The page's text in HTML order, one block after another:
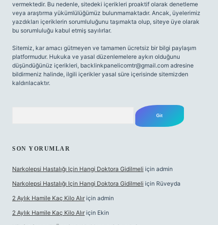
vermektedir. Bu nedenle, sitedeki içerikleri proaktif olarak denetleme
veya araştırma yükümlülüğümüz bulunmamaktadır. Ancak, üyelerimiz
yazdıkları içeriklerin sorumluluğunu taşımakta olup, siteye üye olarak
bu sorumluluğu kabul etmiş sayılırlar.
Sitemiz, kar amacı gütmeyen ve tamamen ücretsiz bir bilgi paylaşım
platformudur. Hukuka ve yasal düzenlemelere aykırı olduğunu
düşündüğünüz içerikleri, backlinkpanelicomtr@gmail.com adresine
bildirmeniz halinde, ilgili içerikler yasal süre içerisinde sitemizden
kaldırılacaktır.
SON YORUMLAR
Narkolepsi Hastalığı Için Hangi Doktora Gidilmeli için admin
Narkolepsi Hastalığı Için Hangi Doktora Gidilmeli için Rüveyda
2 Aylık Hamile Kaç Kilo Alır için admin
2 Aylık Hamile Kaç Kilo Alır için Ekin